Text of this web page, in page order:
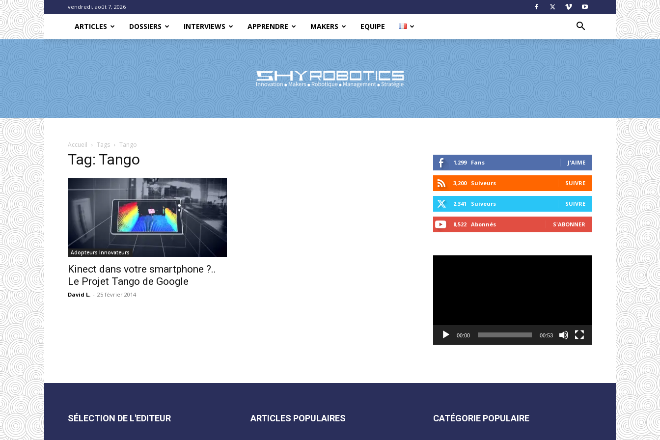
vendredi, août 7, 2026
ARTICLES DOSSIERS INTERVIEWS APPRENDRE MAKERS EQUIPE
Accueil Tags Tango
Tag: Tango
Adopteurs Innovateurs
Kinect dans votre smartphone ?..
Le Projet Tango de Google
David L. - 25 février 2014
1,299 Fans J'AIME
3,200 Suiveurs SUIVRE
2,341 Suiveurs SUIVRE
8,522 Abonnés S'ABONNER
00:00 00:53
SÉLECTION DE L'EDITEUR ARTICLES POPULAIRES CATÉGORIE POPULAIRE